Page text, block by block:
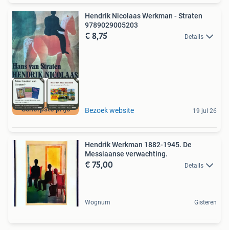
Scherpste prijs
Hendrik Nicolaas Werkman - Straten
9789029005203
€ 8,75 Details
Bezoek website 19 jul 26
Hendrik Werkman 1882-1945. De
Messiaanse verwachting.
€ 75,00 Details
Wognum Gisteren